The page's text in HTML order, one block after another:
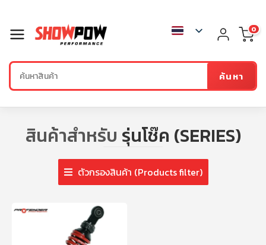
ค้นหา
0
สินค้าสำหรับ รุ่นโช๊ค (SERIES)
ตัวกรองสินค้า (Products filter)